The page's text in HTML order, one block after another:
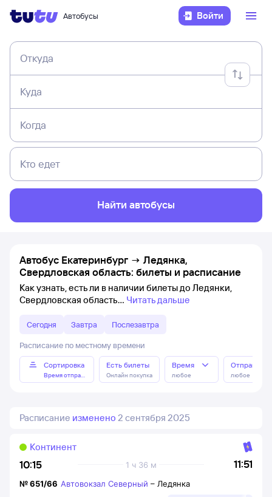
Автобусы Войти
Откуда
Куда
Когда
Кто едет
Найти автобусы
Автобус Екатеринбург → Ледянка,
Свердловская область: билеты и расписание
Как узнать, есть ли в наличии билеты до Ледянки,
Свердловская область
Читать дальше
Сегодня Завтра Послезавтра
Расписание по местному времени
Сортировка
Время отправления
Есть билеты
Онлайн покупка
Время
любое любое
Расписание изменено 2 сентября 2025
10:15 11:51
1 ч 36 м
Континент
№651/66 Автовокзал Северный – Ледянка